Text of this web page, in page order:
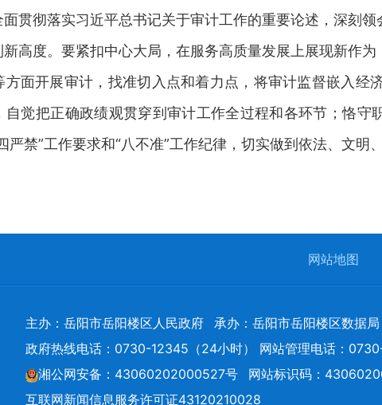
彻落实习近平总书记关于审计工作的重要论述，深刻领
高度。要紧扣中心大局，在服务高质量发展上展现新作
方面开展审计，找准切入点和着力点，将审计监督嵌入
觉把正确政绩观贯穿到审计工作全过程和各环节；恪
严禁”工作要求和“八不准”工作纪律，切实做到依法、文明
网站地图
主办：岳阳市岳阳楼区人民政府 承办：岳阳市岳阳楼区数据局
政府热线电话：0730-12345（24小时） 网站管理电话：
湘公网安备：43060202000527号
网站标识码：
互联网新闻信息服务许可证43120210028